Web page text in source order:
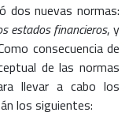
dos nuevas normas:
estados financieros, y
consecuencia de
de las normas
llevar a cabo los
los siguientes: